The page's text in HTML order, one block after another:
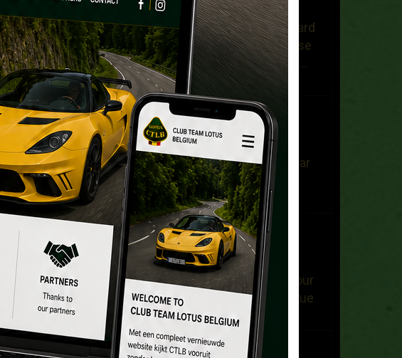
Bonjour, Je recherche un hard
top d'occasion pour une Elise
S1 de 2000. Dans l'attente ....
Bien à ...
Carl Peeters Le 23/07/2021
ik overweeg om een lotus
elanS2 aan te schaffen ,maar
daar zijn verschillende
uitvoeringen van. wie ...
Franck Roseau Le 17/05/2021
Bonjour, - Je vends un pot
d'échappement d'origine pour
lotus Elise S220 sortie unique
ovale (Toyata ...
dany stuyvaert Le 25/03/2021